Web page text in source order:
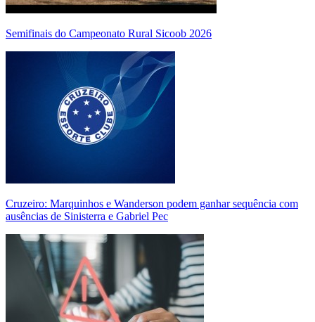
Semifinais do Campeonato Rural Sicoob 2026
Cruzeiro: Marquinhos e Wanderson podem ganhar sequência com
ausências de Sinisterra e Gabriel Pec